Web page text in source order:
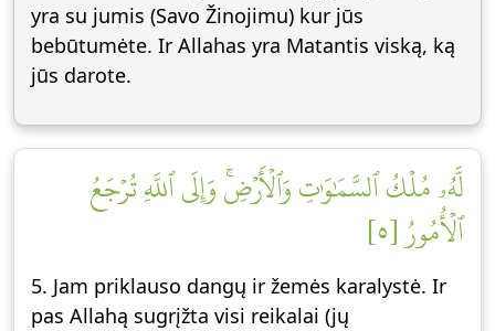
yra su jumis (Savo Žinojimu) kur jūs
bebūtumėte. Ir Allahas yra Matantis viską, ką
jūs darote.
لَّهُۥ مُلۡكُ ٱلسَّمَٰوَٰتِ وَٱلۡأَرۡضِۚ وَإِلَى ٱللَّهِ تُرۡجَعُ
ٱلۡأُمُورُ [٥]
5. Jam priklauso dangų ir žemės karalystė. Ir
pas Allahą sugrįžta visi reikalai (jų